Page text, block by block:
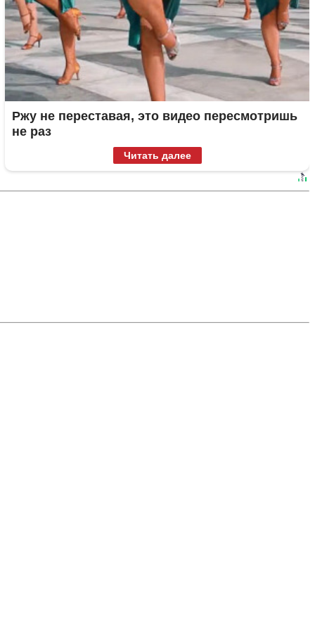
Ржу не переставая, это видео пересмотришь
не раз
Читать далее